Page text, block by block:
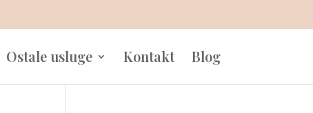
Ostale usluge Kontakt Blog